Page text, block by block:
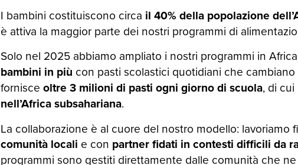
I bambini costituiscono circa il 40% della popolazione
è attiva la maggior parte dei nostri programmi di
Solo nel 2025 abbiamo ampliato i nostri programmi in
bambini in più con pasti scolastici quotidiani che cambiano
fornisce oltre 3 milioni di pasti ogni giorno di scuola, di
nell’Africa subsahariana.
La collaborazione è al cuore del nostro modello: lavoriamo
comunità locali e con partner fidati in contesti difficili da
programmi sono gestiti direttamente dalle comunità che